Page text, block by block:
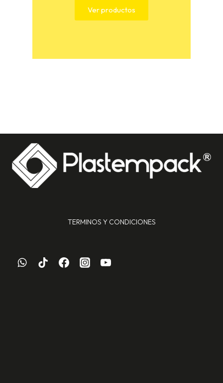
Ver productos
TERMINOS Y CONDICIONES